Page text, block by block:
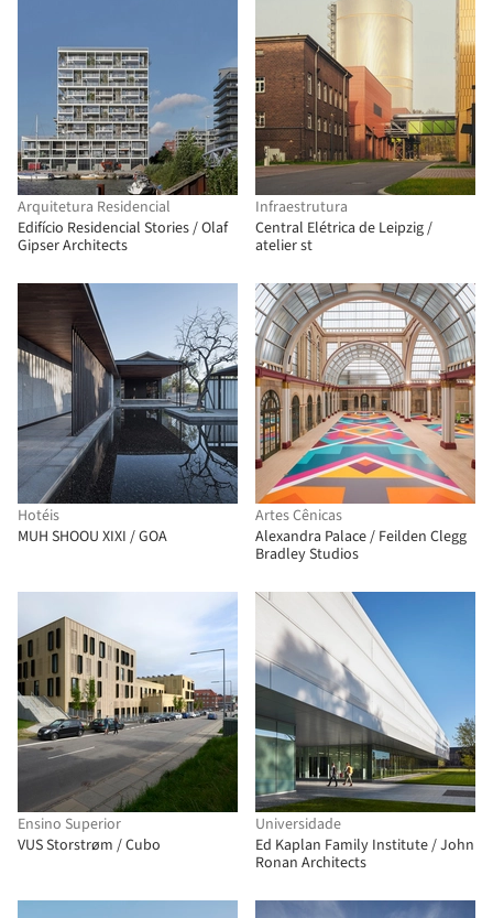
Arquitetura Residencial
Edifício Residencial Stories / Olaf
Gipser Architects
Infraestrutura
Central Elétrica de Leipzig /
atelier st
Hotéis
MUH SHOOU XIXI / GOA
Artes Cênicas
Alexandra Palace / Feilden Clegg
Bradley Studios
Ensino Superior
VUS Storstrøm / Cubo
Universidade
Ed Kaplan Family Institute / John
Ronan Architects